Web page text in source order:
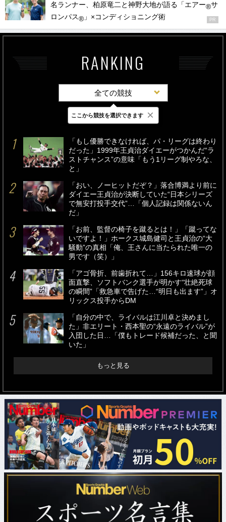
名ランナー、柏原竜二と神野大地が語る「エアー®サ
ロンパス® 」×コンディショニング術 PR
RANKING
全ての競技
最新 24時間 週間
「もし優勝できなければ、パ・リーグは終わり
だった」1999年王貞治ダイエーがつかんだ“ラ
ストチャンス”の意味「もう1リーグ制やろな、
と」
「おい、ノーヒットだぞ？」落合博満より前に
ダイエー王貞治が決断していた“日本シリーズ
で無安打投手交代”…「個人記録は関係ないん
だ」
「お前、監督の椅子を蹴るとは！」「蹴ってな
いですよ！」ホークス城島健司と王貞治の“大
騒動”の真相「俺、王さんに当たられた唯一の
男です（笑）」
「アゴ骨折、前歯折れて…」156キロ速球が顔
面直撃、ソフトバンク選手が明かす“壮絶死球
の瞬間”「救急車で告げた…“明日も出ます”」オ
リックス投手からDM
「自分の中で、ライバルは江川卓と決めまし
た」非エリート・西本聖の“永遠のライバル”が
入団した日…「僕もトレード候補だった、と聞
いた」
もっと見る
ここから競技を選択できます ×